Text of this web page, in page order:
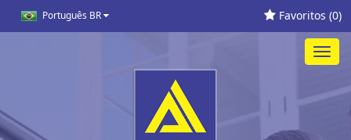
Português BR Favoritos (0)